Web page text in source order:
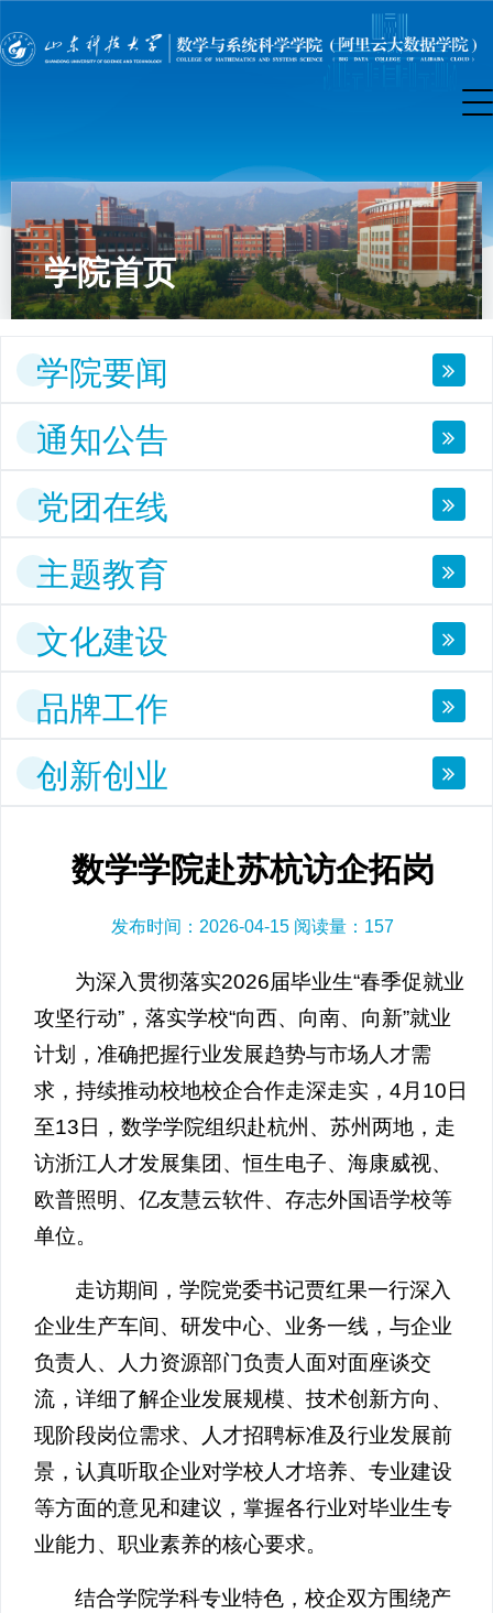
学院首页
学院要闻
通知公告
党团在线
主题教育
文化建设
品牌工作
创新创业
数学学院赴苏杭访企拓岗
发布时间：2026-04-15 阅读量： 157
为深入贯彻落实2026届毕业生“春季促就业
攻坚行动”，落实学校“向西、向南、向新”就业
计划，准确把握行业发展趋势与市场人才需
求，持续推动校地校企合作走深走实，4月10日
至13日，数学学院组织赴杭州、苏州两地，走
访浙江人才发展集团、恒生电子、海康威视、
欧普照明、亿友慧云软件、存志外国语学校等
单位。
走访期间，学院党委书记贾红果一行深入
企业生产车间、研发中心、业务一线，与企业
负责人、人力资源部门负责人面对面座谈交
流，详细了解企业发展规模、技术创新方向、
现阶段岗位需求、人才招聘标准及行业发展前
景，认真听取企业对学校人才培养、专业建设
等方面的意见和建议，掌握各行业对毕业生专
业能力、职业素养的核心要求。
结合学院学科专业特色，校企双方围绕产